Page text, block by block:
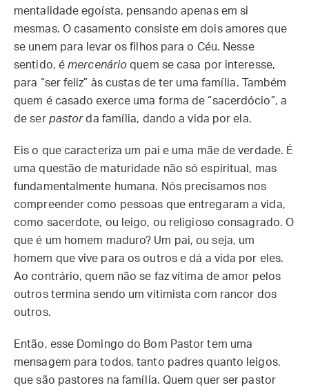
mentalidade egoísta, pensando apenas em si
mesmas. O casamento consiste em dois amores que
se unem para levar os filhos para o Céu. Nesse
sentido, émercenárioquem se casa por interesse,
para “ser feliz” às custas de ter uma família. Também
quem é casado exerce uma forma de “sacerdócio”, a
de ser pastorda família, dando a vida por ela.
Eis o que caracteriza um pai e uma mãe de verdade. É
uma questão de maturidade não só espiritual, mas
fundamentalmente humana. Nós precisamos nos
compreender como pessoas que entregaram a vida,
como sacerdote, ou leigo, ou religioso consagrado. O
que é um homem maduro? Um pai, ou seja, um
homem que vive para os outros e dá a vida por eles.
Ao contrário, quem não se faz vítima de amor pelos
outros termina sendo um vitimista com rancor dos
outros.
Então, esse Domingo do Bom Pastor tem uma
mensagem para todos, tanto padres quanto leigos,
que são pastores na família. Quem quer ser pastor